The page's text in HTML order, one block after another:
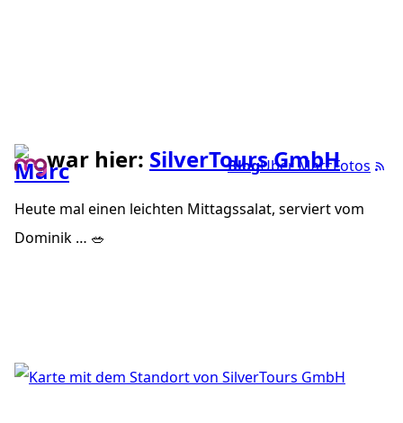
BlogÜber MarcFotos
war hier: SilverTours GmbH
Heute mal einen leichten Mittagssalat, serviert vom
Dominik … 🥗